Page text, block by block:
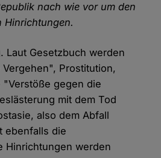
nach wie vor um den
Hinrichtungen.
Laut Gesetzbuch werden
Prostitution,
"Verstöße gegen die
mit dem Tod
also dem Abfall
ebenfalls die
Hinrichtungen werden